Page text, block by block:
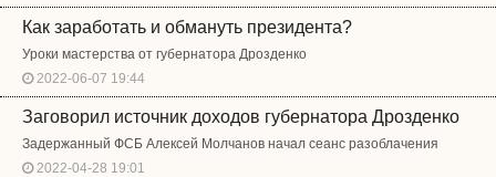
Как заработать и обмануть президента?
Уроки мастерства от губернатора Дрозденко
2022-06-07 19:44
Заговорил источник доходов губернатора Дрозденко
Задержанный ФСБ Алексей Молчанов начал сеанс разоблачения
2022-04-28 19:01